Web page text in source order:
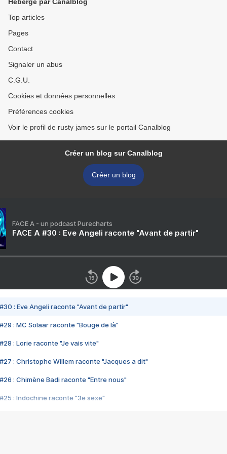
Top articles
Pages
Contact
Signaler un abus
C.G.U.
Cookies et données personnelles
Préférences cookies
Voir le profil de rusty james sur le portail Canalblog
Créer un blog sur Canalblog
Créer un blog
FACE A - un podcast Purecharts
FACE A #30 : Eve Angeli raconte "Avant de partir"
#30 : Eve Angeli raconte "Avant de partir"
#29 : MC Solaar raconte "Bouge de là"
#28 : Lorie raconte "Je vais vite"
#27 : Christophe Willem raconte "Jacques a dit"
#26 : Chimène Badi raconte "Entre nous"
#25 : Indochine raconte "3e sexe"